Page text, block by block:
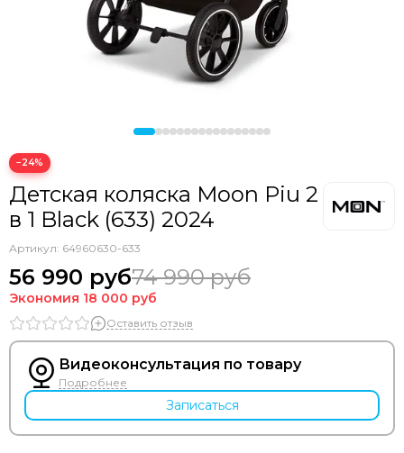
−24%
Детская коляска Moon Piu 2
в 1 Black (633) 2024
Артикул: 64960630-633
56 990 руб74 990 руб
Экономия 18 000 руб
Оставить отзыв
Видеоконсультация по товару
Подробнее
Записаться